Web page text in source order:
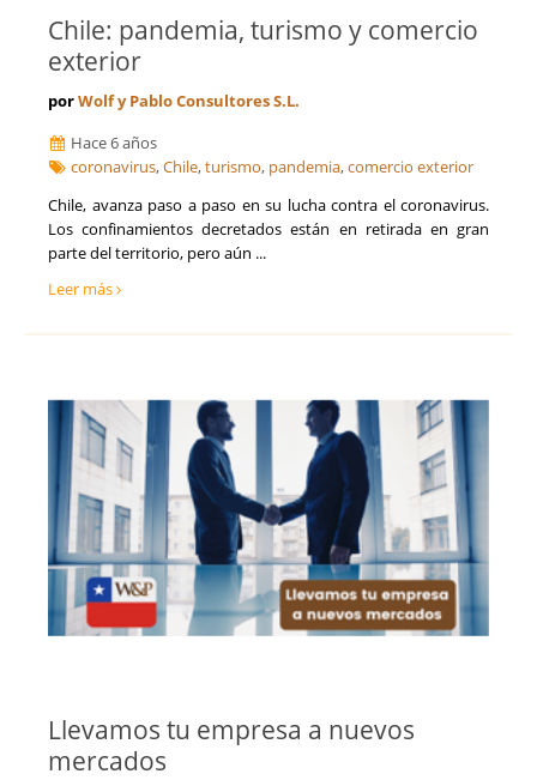
Chile: pandemia, turismo y comercio
exterior
porWolf y Pablo Consultores S.L.
Hace 6 años
coronavirus,Chile,turismo, pandemia,comercio exterior
Chile, avanza paso a paso en su lucha contra el coronavirus.
Los confinamientos decretados están en retirada en gran
parte del territorio, pero aún ...
Leer más
Llevamos tu empresa a nuevos
mercados